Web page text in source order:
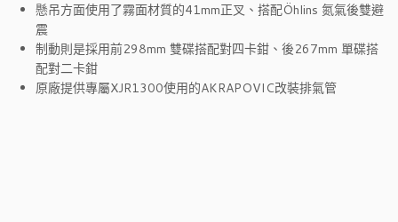
懸吊方面使用了霧面材質的41mm正叉、搭配Öhlins 氮氣後雙避
震
制動則是採用前298mm 雙碟搭配對四卡鉗、後267mm 單碟搭
配對二卡鉗
原廠提供專屬XJR1300使用的AKRAPOVIC改裝排氣管